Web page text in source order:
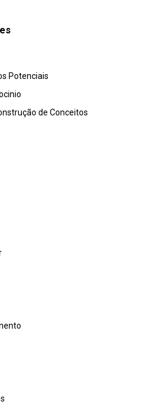
Potenciais
de Conceitos